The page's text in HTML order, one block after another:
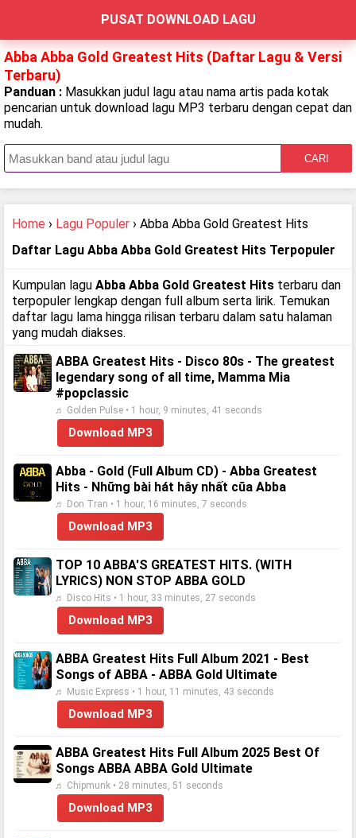
PUSAT DOWNLOAD LAGU
Abba Abba Gold Greatest Hits (Daftar Lagu & Versi
Terbaru)
Panduan : Masukkan judul lagu atau nama artis pada kotak
pencarian untuk download lagu MP3 terbaru dengan cepat dan
mudah.
CARI
Home › Lagu Populer › Abba Abba Gold Greatest Hits
Daftar Lagu Abba Abba Gold Greatest Hits Terpopuler
Kumpulan lagu Abba Abba Gold Greatest Hits terbaru dan
terpopuler lengkap dengan full album serta lirik. Temukan
daftar lagu lama hingga rilisan terbaru dalam satu halaman
yang mudah diakses.
ABBA Greatest Hits - Disco 80s - The greatest
legendary song of all time, Mamma Mia
#popclassic
♬ Golden Pulse • 1 hour, 9 minutes, 41 seconds
Download MP3
Abba - Gold (Full Album CD) - Abba Greatest
Hits - Những bài hát hây nhất cũa Abba
♬ Don Tran • 1 hour, 16 minutes, 7 seconds
Download MP3
TOP 10 ABBA'S GREATEST HITS. (WITH
LYRICS) NON STOP ABBA GOLD
♬ Disco Hits • 1 hour, 33 minutes, 27 seconds
Download MP3
ABBA Greatest Hits Full Album 2021 - Best
Songs of ABBA - ABBA Gold Ultimate
♬ Music Express • 1 hour, 11 minutes, 43 seconds
Download MP3
ABBA Greatest Hits Full Album 2025 Best Of
Songs ABBA ABBA Gold Ultimate
♬ Chipmunk • 28 minutes, 51 seconds
Download MP3